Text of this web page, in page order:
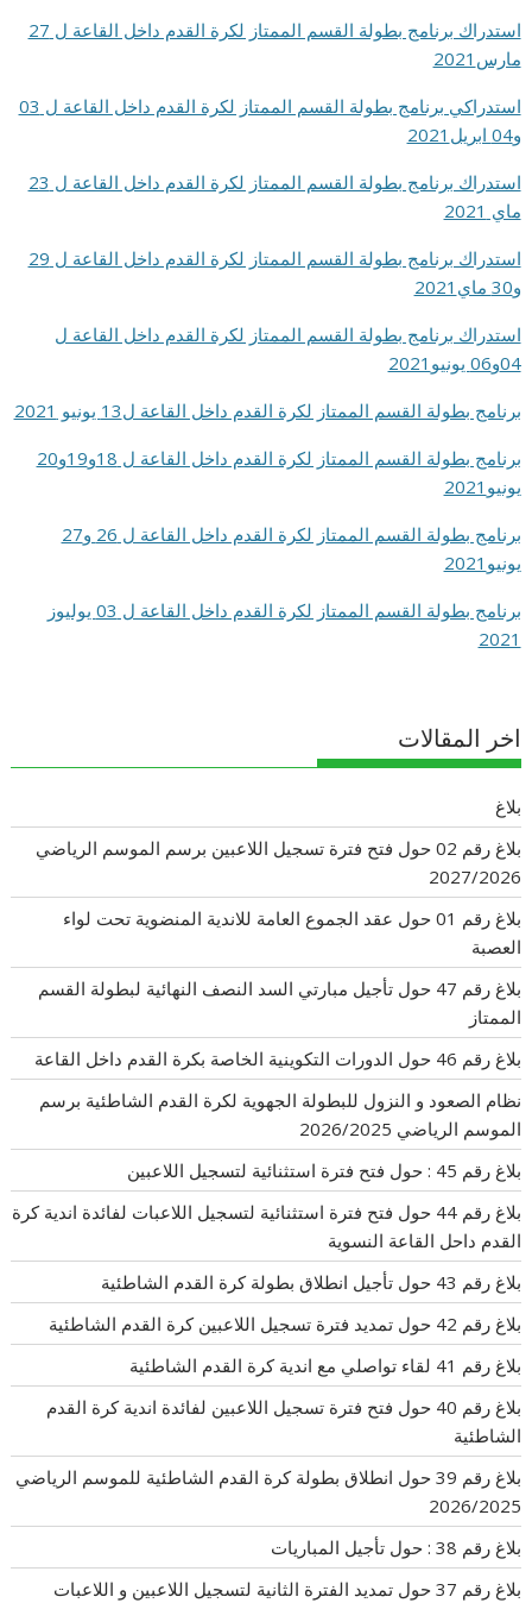
استدراك برنامج بطولة القسم الممتاز لكرة القدم داخل القاعة ل 27
مارس2021
استدراكي برنامج بطولة القسم الممتاز لكرة القدم داخل القاعة ل 03
و04 ابريل2021
استدراك برنامج بطولة القسم الممتاز لكرة القدم داخل القاعة ل 23
ماي 2021
استدراك برنامج بطولة القسم الممتاز لكرة القدم داخل القاعة ل 29
و30 ماي2021
استدراك برنامج بطولة القسم الممتاز لكرة القدم داخل القاعة ل
04و06 يونيو2021
برنامج بطولة القسم الممتاز لكرة القدم داخل القاعة ل13 يونيو 2021
برنامج بطولة القسم الممتاز لكرة القدم داخل القاعة ل 18و19و20
يونيو2021
برنامج بطولة القسم الممتاز لكرة القدم داخل القاعة ل 26 و27
يونيو2021
برنامج بطولة القسم الممتاز لكرة القدم داخل القاعة ل 03 يوليوز
2021
اخر المقالات
بلاغ
بلاغ رقم 02 حول فتح فترة تسجيل اللاعبين برسم الموسم الرياضي
2027/2026
بلاغ رقم 01 حول عقد الجموع العامة للاندية المنضوية تحت لواء
العصبة
بلاغ رقم 47 حول تأجيل مبارتي السد النصف النهائية لبطولة القسم
الممتاز
بلاغ رقم 46 حول الدورات التكوينية الخاصة بكرة القدم داخل القاعة
نظام الصعود و النزول للبطولة الجهوية لكرة القدم الشاطئية برسم
الموسم الرياضي 2026/2025
بلاغ رقم 45 : حول فتح فترة استثنائية لتسجيل اللاعبين
بلاغ رقم 44 حول فتح فترة استثنائية لتسجيل اللاعبات لفائدة اندية كرة
القدم داحل القاعة النسوية
بلاغ رقم 43 حول تأجيل انطلاق بطولة كرة القدم الشاطئية
بلاغ رقم 42 حول تمديد فترة تسجيل اللاعبين كرة القدم الشاطئية
بلاغ رقم 41 لقاء تواصلي مع اندية كرة القدم الشاطئية
بلاغ رقم 40 حول فتح فترة تسجيل اللاعبين لفائدة اندية كرة القدم
الشاطئية
بلاغ رقم 39 حول انطلاق بطولة كرة القدم الشاطئية للموسم الرياضي
2026/2025
بلاغ رقم 38 : حول تأجيل المباريات
بلاغ رقم 37 حول تمديد الفترة الثانية لتسجيل اللاعبين و اللاعبات